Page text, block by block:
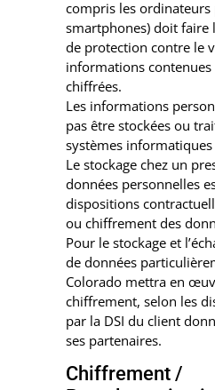
compris les ordinateurs
smartphones) doit faire
de protection contre le
informations
chiffrées.
Les informations
pas être stockées ou
systèmes
Le stockage chez un
données personnelles
dispositions
ou chiffrement des
Pour le stockage et
de données
Colorado mettra en
chiffrement, selon les
par la DSI du client
ses partenaires.
Chiffrement /